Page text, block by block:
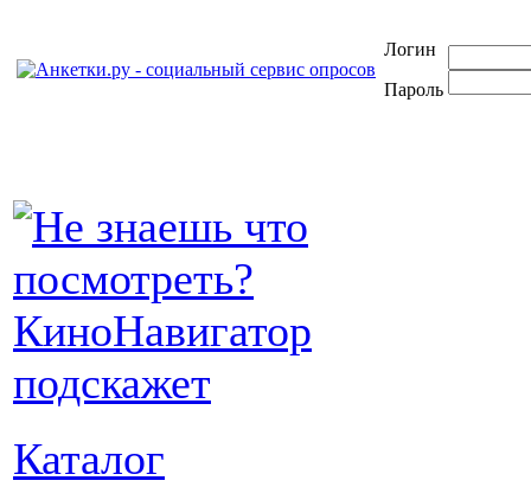
Логин
Пароль
Каталог